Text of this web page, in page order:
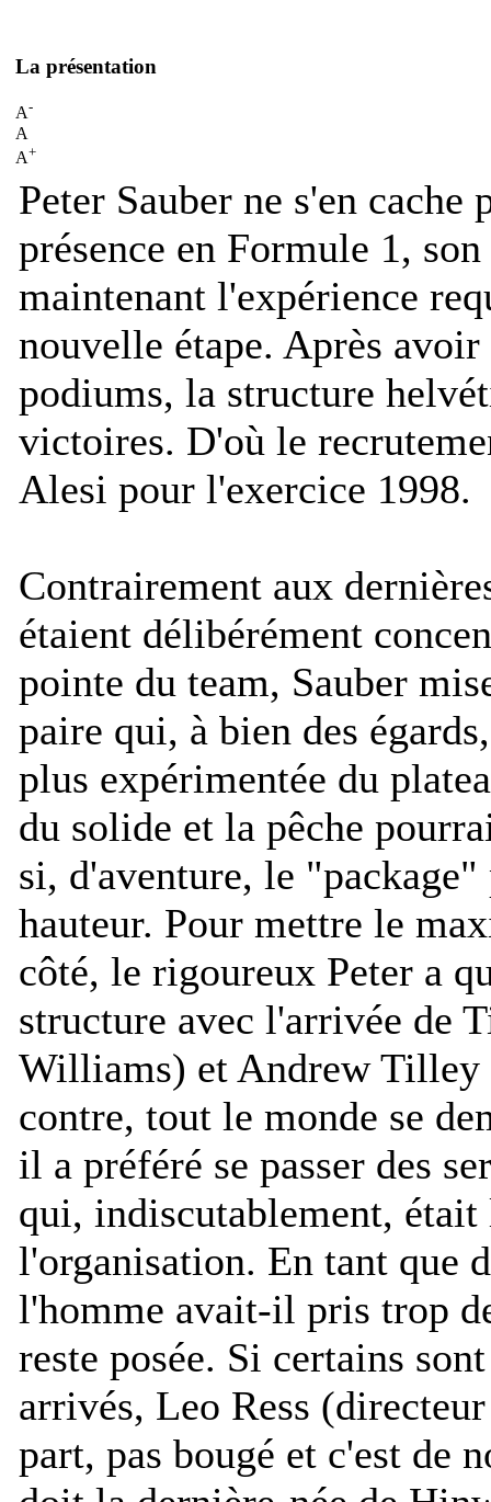
La présentation
A-
A
A+
Peter Sauber ne s'en cache
présence en Formule 1,
maintenant l'expérience
nouvelle étape. Après
podiums, la structure
victoires. D'où le
Alesi pour l'exercice 1998.
Contrairement aux
étaient délibérément
pointe du team, Sauber
paire qui, à bien des
plus expérimentée du
du solide et la pêche
si, d'aventure, le
hauteur. Pour mettre le
côté, le rigoureux Peter a
structure avec l'arrivée de
Williams) et Andrew Tilley
contre, tout le monde se
il a préféré se passer des
qui, indiscutablement,
l'organisation. En tant que
l'homme avait-il pris trop
reste posée. Si certains
arrivés, Leo Ress
part, pas bougé et c'est de